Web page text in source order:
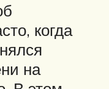
когда
на